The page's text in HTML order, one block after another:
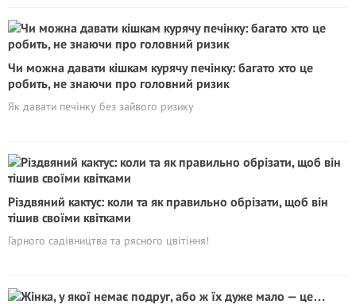
Чи можна давати кішкам курячу печінку: багато хто це
робить, не знаючи про головний ризик
Як давати печінку без зайвого ризику
Різдвяний кактус: коли та як правильно обрізати, щоб він
тішив своїми квітками
Гарного садівництва та рясного цвітіння!